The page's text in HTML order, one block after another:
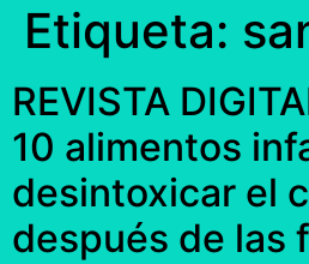
Etiqueta:
REVISTA
10 alimentos
desintoxicar el
después de las